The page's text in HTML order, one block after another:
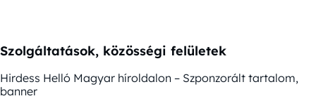
Szolgáltatások, közösségi felületek
Hirdess Helló Magyar híroldalon – Szponzorált tartalom,
banner